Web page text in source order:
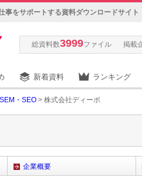
事をサポートする資料ダウンロードサイト
総資料数3999ファイル 掲載
新着資料 ランキング
SEM・SEO > 株式会社ディーボ
企業概要